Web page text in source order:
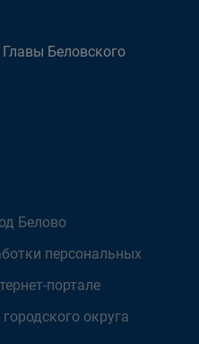
Беловского
Белово
персональных
портале
округа